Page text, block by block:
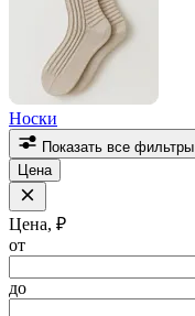
Носки
Показать все фильтры
Цена
Цена, ₽
от
до